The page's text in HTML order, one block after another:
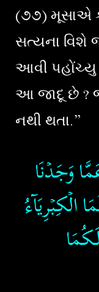
(૭૭)
સત્યના વિશે
આવી પહોંચ્યુ
આ જાદૂ છે ?
નથી થતા.”
عَمَّا وَجَدۡنَا
الۡكِبۡرِيَآءُ